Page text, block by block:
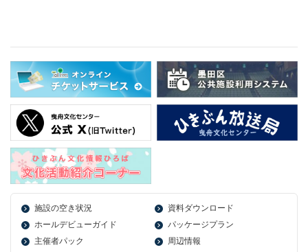
施設の空き状況
資料ダウンロード
ホールデビューガイド
パッケージプラン
主催者パック
周辺情報